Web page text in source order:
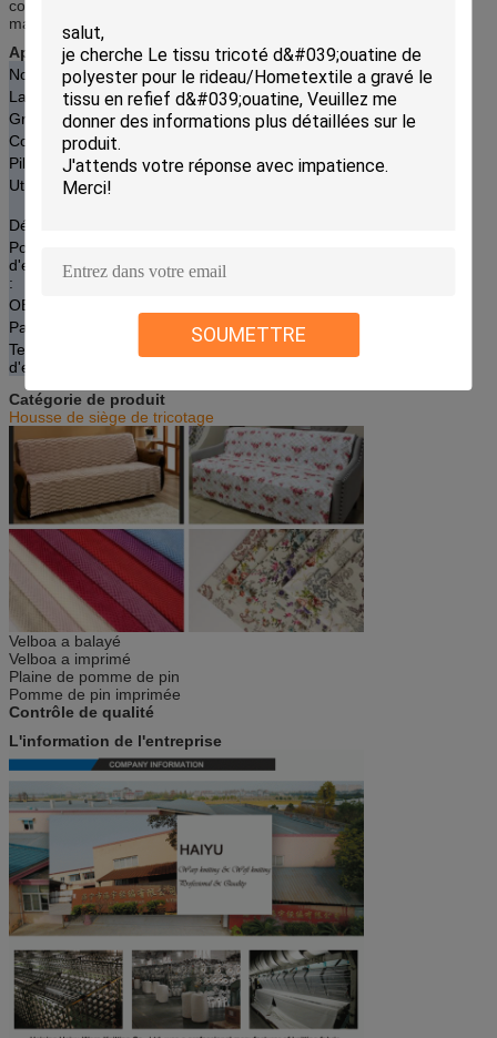
SOUMETTRE
contrôle colorimétrique, de défaut, du paquet etc., toutes les
marchandises par 100% inspectent.
Aperçus de produit
Nom d'article
Housse de siège de tricotage de la Turquie
Largeur
170*215cm
Gramme
700gram
Couleurs
Pile
2.5mm
Utilisation
Délai de livraison
Port
d'embarquement
:
OEM/ODM
Paiement
T/T ou L/C
Termes
d'expédition
Catégorie de produit
Housse de siège de tricotage
Velboa a balayé
Velboa a imprimé
Plaine de pomme de pin
Pomme de pin imprimée
Contrôle de qualité
L'information de l'entreprise